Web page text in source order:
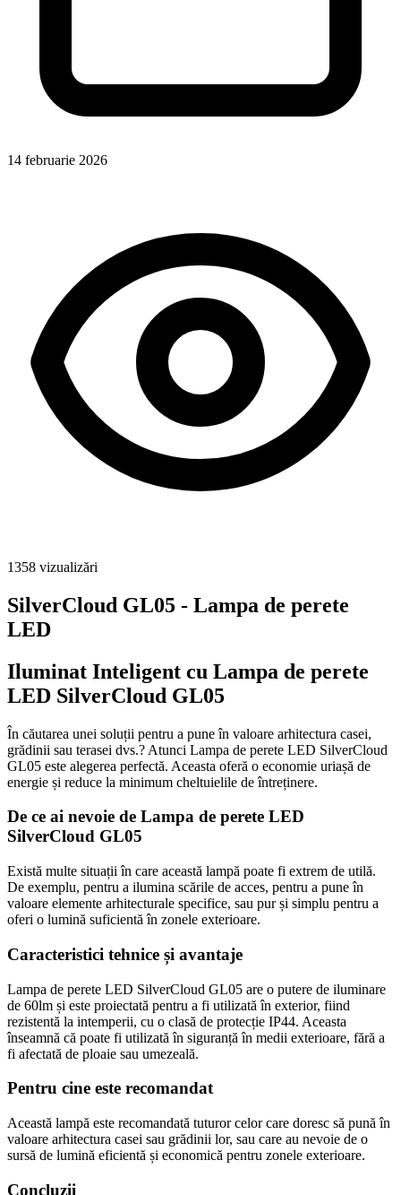
14 februarie 2026
1358 vizualizări
SilverCloud GL05 - Lampa de perete
LED
Iluminat Inteligent cu Lampa de perete
LED SilverCloud GL05
În căutarea unei soluții pentru a pune în valoare arhitectura casei,
grădinii sau terasei dvs.? Atunci Lampa de perete LED SilverCloud
GL05 este alegerea perfectă. Aceasta oferă o economie uriașă de
energie și reduce la minimum cheltuielile de întreținere.
De ce ai nevoie de Lampa de perete LED
SilverCloud GL05
Există multe situații în care această lampă poate fi extrem de utilă.
De exemplu, pentru a ilumina scările de acces, pentru a pune în
valoare elemente arhitecturale specifice, sau pur și simplu pentru a
oferi o lumină suficientă în zonele exterioare.
Caracteristici tehnice și avantaje
Lampa de perete LED SilverCloud GL05 are o putere de iluminare
de 60lm și este proiectată pentru a fi utilizată în exterior, fiind
rezistentă la intemperii, cu o clasă de protecție IP44. Aceasta
înseamnă că poate fi utilizată în siguranță în medii exterioare, fără a
fi afectată de ploaie sau umezeală.
Pentru cine este recomandat
Această lampă este recomandată tuturor celor care doresc să pună în
valoare arhitectura casei sau grădinii lor, sau care au nevoie de o
sursă de lumină eficientă și economică pentru zonele exterioare.
Concluzii